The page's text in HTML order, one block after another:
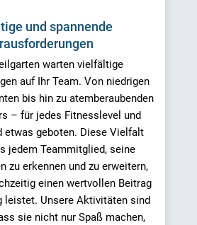
und spannende
warten vielfältige
auf Ihr Team. Von niedrigen
bis hin zu atemberaubenden
– für jedes Fitnesslevel und
etwas geboten. Diese Vielfalt
jedem Teammitglied, seine
zu erkennen und zu erweitern,
einen wertvollen Beitrag
leistet. Unsere Aktivitäten sind
sie nicht nur Spaß machen,